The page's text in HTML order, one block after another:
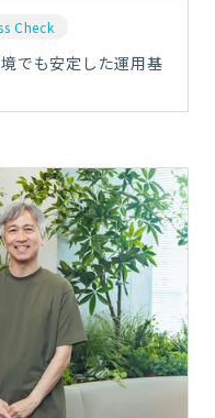
Check
でも安定した運用基